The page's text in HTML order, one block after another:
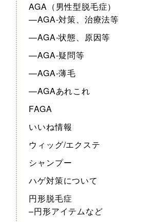
AGA（男性型脱毛症）
—AGA-対策、治療法等
—AGA-状態、原因等
—AGA-疑問等
—AGA-薄毛
—AGAあれこれ
FAGA
いいね情報
ウィッグ/エクステ
シャンプー
ハゲ対策について
円形脱毛症
–円形アイテムなど